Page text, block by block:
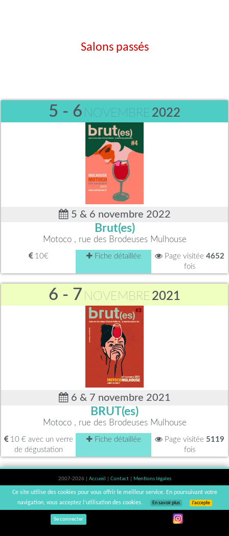
Salons passés
5 - 6 NOVEMBRE 2022
5 & 6 novembre 2022
Brut(es)
Motoco , rue des Brodeuses Mulhouse
10€ Fiche détaillée Page visitée 4652
fois
6 - 7 NOVEMBRE 2021
6 & 7 novembre 2021
BRUT(es)
Motoco , rue des Brodeuses Mulhouse
10 € avec un verre
de dégustation
Fiche détaillée Page visitée 5119
fois
2007-2026 | Accueil Contact
Mentions légales
L'abus d'alcool est dangereux pour la santé, à consommer avec modération. |
vinsnaturels | v3.12
Se connecter
Ce site utilise des cookies pour vous offrir le meilleur service. En poursuivant votre
navigation, vous acceptez l’utilisation des cookies.
En savoir plus J’accepte